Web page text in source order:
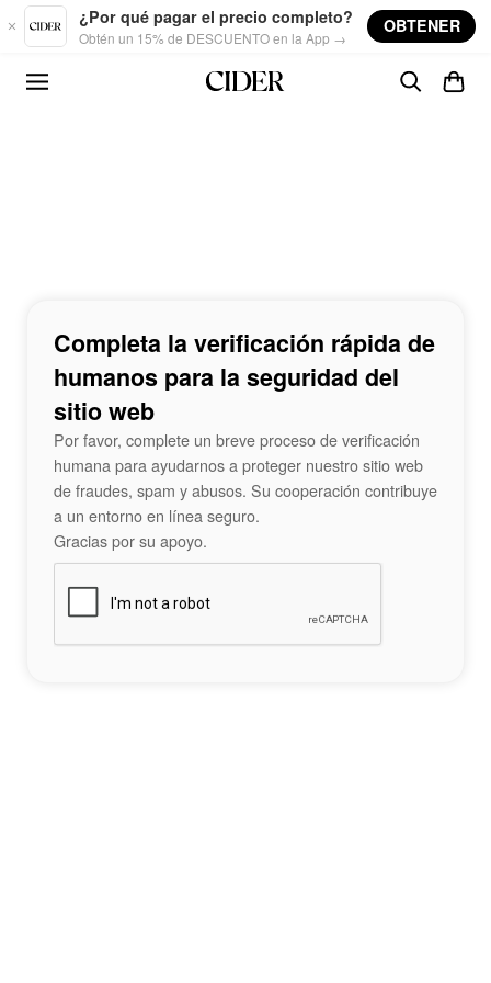
Skip to main content
¿Por qué pagar el precio completo?
Obtén un 15% de DESCUENTO en la App →
OBTENER
Completa la verificación rápida de
humanos para la seguridad del
sitio web
Por favor, complete un breve proceso de verificación
humana para ayudarnos a proteger nuestro sitio web
de fraudes, spam y abusos. Su cooperación contribuye
a un entorno en línea seguro.
Gracias por su apoyo.